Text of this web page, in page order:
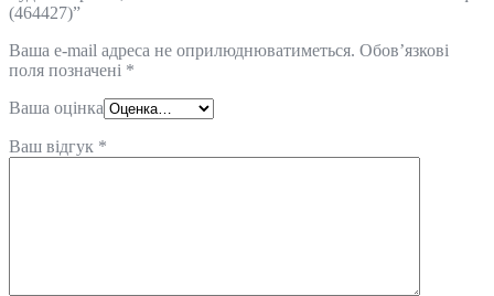
(464427)”
Ваша e-mail адреса не оприлюднюватиметься. Обов’язкові
поля позначені *
Ваша оцінка
Ваш відгук *